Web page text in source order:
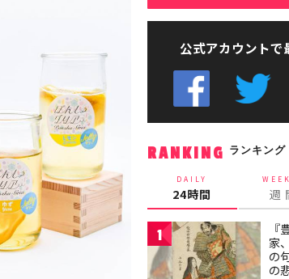
公式アカウントで
RANKING ランキング
DAILY
24時間 週
1
『
家
の
の